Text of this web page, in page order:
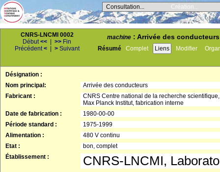
Consultation... Création...
CNRS-LNCMI 0002
Début<< >> Fin
Précédent< > Suivant
machine : Arrivée des
Résumé Complet Liens Modifier
Désignation :
Nom principal:
Arrivée des conducteurs
Fabricant :
CNRS Centre national de la recherche
Max Planck Institut, fabrication interne
Date de fabrication :
1980-00-00
Période standard :
1975-1999
Alimentation :
480 V continu
Etat :
bon, complet
Établissement :
CNRS-LNCMI,